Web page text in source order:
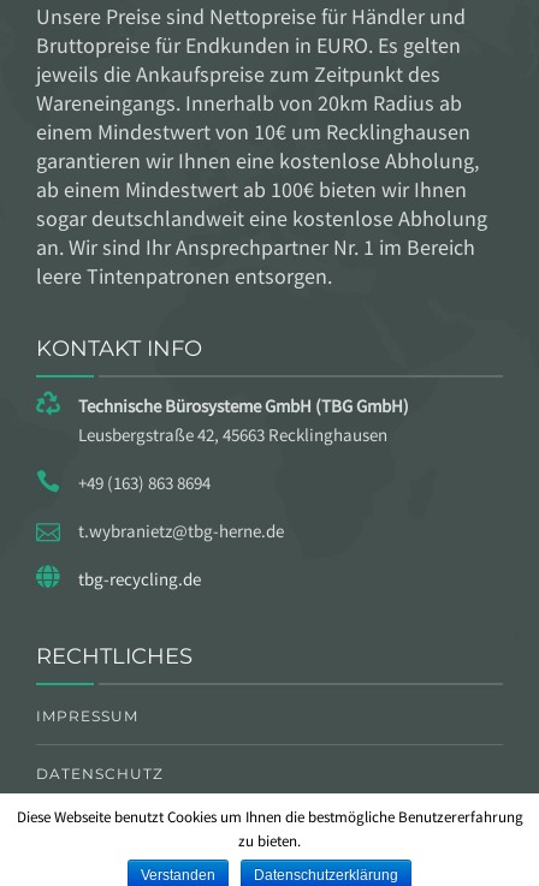
Unsere Preise sind Nettopreise für Händler und
Bruttopreise für Endkunden in EURO. Es gelten
jeweils die Ankaufspreise zum Zeitpunkt des
Wareneingangs. Innerhalb von 20km Radius ab
einem Mindestwert von 10€ um Recklinghausen
garantieren wir Ihnen eine kostenlose Abholung,
ab einem Mindestwert ab 100€ bieten wir Ihnen
sogar deutschlandweit eine kostenlose Abholung
an. Wir sind Ihr Ansprechpartner Nr. 1 im Bereich
leere Tintenpatronen entsorgen.
KONTAKT INFO
Technische Bürosysteme GmbH (TBG GmbH)
Leusbergstraße 42, 45663 Recklinghausen
+49 (163) 863 8694
t.wybranietz@tbg-herne.de
tbg-recycling.de
RECHTLICHES
IMPRESSUM
DATENSCHUTZ
Diese Webseite benutzt Cookies um Ihnen die bestmögliche Benutzererfahrung
zu bieten.
Verstanden Datenschutzerklärung